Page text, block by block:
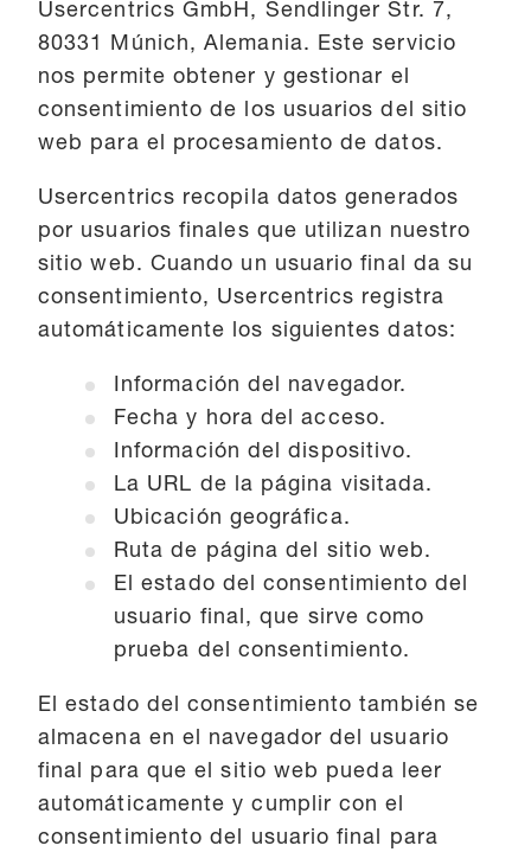
Usercentrics GmbH, Sendlinger Str. 7,
80331 Múnich, Alemania. Este servicio
nos permite obtener y gestionar el
consentimiento de los usuarios del sitio
web para el procesamiento de datos.
Usercentrics recopila datos generados
por usuarios finales que utilizan nuestro
sitio web. Cuando un usuario final da su
consentimiento, Usercentrics registra
automáticamente los siguientes datos:
Información del navegador.
Fecha y hora del acceso.
Información del dispositivo.
La URL de la página visitada.
Ubicación geográfica.
Ruta de página del sitio web.
El estado del consentimiento del
usuario final, que sirve como
prueba del consentimiento.
El estado del consentimiento también se
almacena en el navegador del usuario
final para que el sitio web pueda leer
automáticamente y cumplir con el
consentimiento del usuario final para